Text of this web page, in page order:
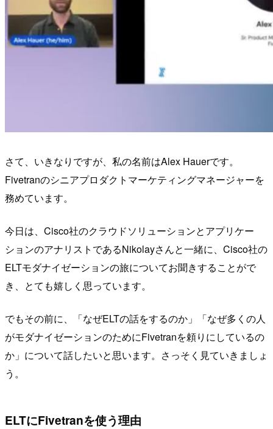
さて、いきなりですが、私の名前はAlex Hauerです。
Fivetranのシニアプロダクトマーケティングマネージャーを
務めています。
今日は、Cisco社のクラウドソリューションとアプリケー
ションのアナリストであるNikolayさんと一緒に、Cisco社の
ELTモダナイゼーションの旅についてお聞きすることがで
き、とても嬉しく思っています。
でもその前に、「なぜELTの話をするのか」「なぜ多くの人
がモダナイゼーションのためにFivetranを頼りにしているの
か」について話したいと思います。さっそく見ていきましょ
う。
ELTにFivetranを使う理由